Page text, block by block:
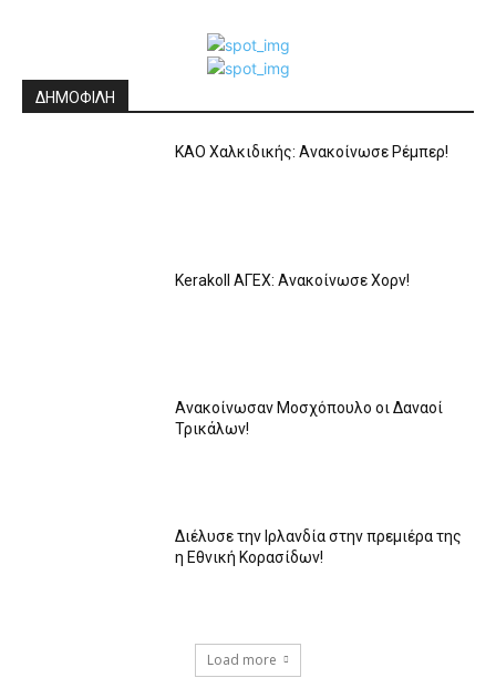
ΔΗΜΟΦΙΛΗ
ΚΑΟ Χαλκιδικής: Ανακοίνωσε Ρέμπερ!
Kerakoll ΑΓΕΧ: Ανακοίνωσε Χορν!
Ανακοίνωσαν Μοσχόπουλο οι Δαναοί
Τρικάλων!
Διέλυσε την Ιρλανδία στην πρεμιέρα της
η Εθνική Κορασίδων!
Load more